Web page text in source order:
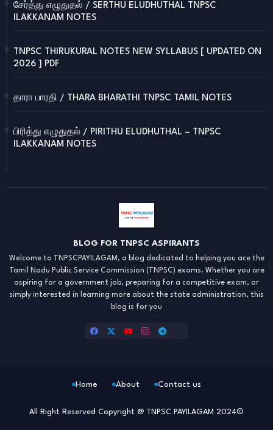
சேர்த்து எழுதுதல் / SERTHU ELUDHUTHAL TNPSC
ILAKKANAM NOTES
TNPSC THIRUKURAL NOTES NEW SYLLABUS [ UPDATED ON
2026 ] PDF
தாரா பாரதி / THARA BHARATHI TNPSC TAMIL NOTES
பிரித்து எழுதுதல் / PIRITHU ELUDHUTHAL – TNPSC
ILAKKANAM NOTES
BLOG FOR TNPSC ASPIRANTS
Welcome to TNPSCPAYILAGAM, a blog dedicated to helping you ace the
Tamil Nadu Public Service Commission (TNPSC) exams. Whether you are
aspiring for a government job, preparing for a competitive exam, or
simply interested in learning more about the state administration, this
blog is for you
All Right Reserved Copyright @ TNPSC PAYILAGAM 2024©
Home About Contact us